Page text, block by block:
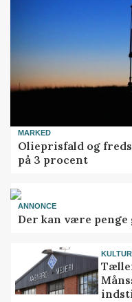
MARKED
Olieprisfald og
på 3 procent
ANNONCE
Der kan være
KULTUR